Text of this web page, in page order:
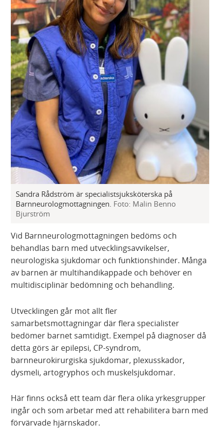
Sandra Rådström är specialistsjuksköterska på
Barnneurologmottagningen. Foto: Malin Benno
Bjurström
Vid Barnneurologmottagningen bedöms och
behandlas barn med utvecklingsavvikelser,
neurologiska sjukdomar och funktionshinder. Många
av barnen är multihandikappade och behöver en
multidisciplinär bedömning och behandling.
Utvecklingen går mot allt fler
samarbetsmottagningar där flera specialister
bedömer barnet samtidigt. Exempel på diagnoser då
detta görs är epilepsi, CP-syndrom,
barnneurokirurgiska sjukdomar, plexusskador,
dysmeli, artogryphos och muskelsjukdomar.
Här finns också ett team där flera olika yrkesgrupper
ingår och som arbetar med att rehabilitera barn med
förvärvade hjärnskador.